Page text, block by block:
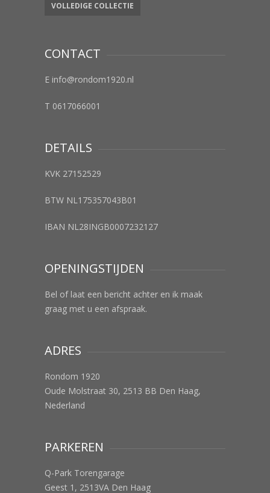
VOLLEDIGE COLLECTIE
CONTACT
E info@rondom1920.nl
T 0617066001
DETAILS
KVK 27152529
BTW NL175357043B01
IBAN NL28INGB0007232127
OPENINGSTIJDEN
Bel of laat een bericht achter en ik maak
graag met u een afspraak.
ADRES
Rondom 1920
Oude Molstraat 30, 2513 BB Den Haag,
Nederland
PARKEREN
Q-Park Torengarage
Geest 1, 2513VA Den Haag